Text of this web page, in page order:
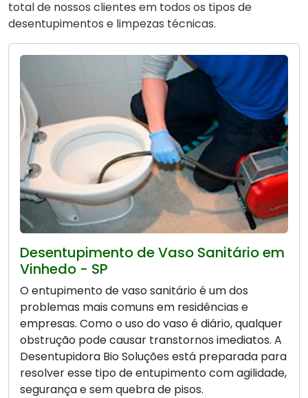
total de nossos clientes em todos os tipos de
desentupimentos e limpezas técnicas.
Desentupimento de Vaso Sanitário em
Vinhedo - SP
O entupimento de vaso sanitário é um dos
problemas mais comuns em residências e
empresas. Como o uso do vaso é diário, qualquer
obstrução pode causar transtornos imediatos. A
Desentupidora Bio Soluções está preparada para
resolver esse tipo de entupimento com agilidade,
segurança e sem quebra de pisos.